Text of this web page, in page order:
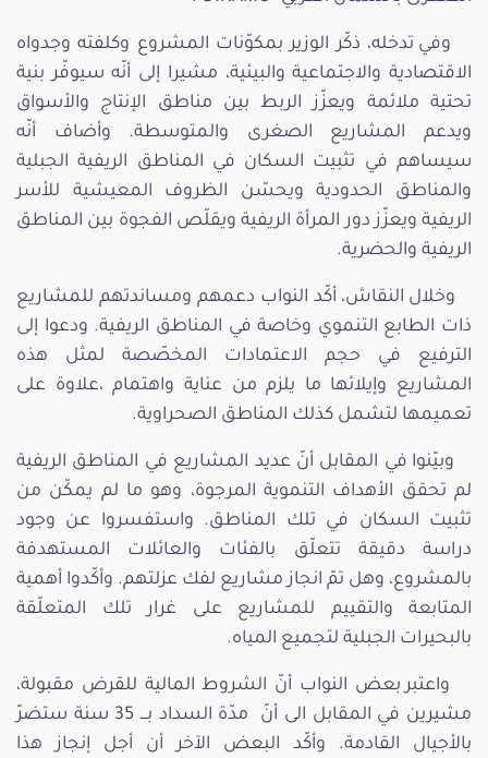
وفي تدخله، ذكّر الوزير بمكوّنات المشروع وكلفته وجدواه
الاقتصادية والاجتماعية والبيئية، مشيرا إلى أنّه سيوفّر بنية
تحتية ملائمة ويعزّز الربط بين مناطق الإنتاج والأسواق
ويدعم المشاريع الصغرى والمتوسطة. وأضاف أنّه
سيساهم في تثبيت السكان في المناطق الريفية الجبلية
والمناطق الحدودية ويحسّن الظروف المعيشية للأسر
الريفية ويعزّز دور المرأة الريفية ويقلّص الفجوة بين المناطق
الريفية والحضرية.
وخلال النقاش، أكّد النواب دعمهم ومساندتهم للمشاريع
ذات الطابع التنموي وخاصة في المناطق الريفية. ودعوا إلى
الترفيع في حجم الاعتمادات المخصّصة لمثل هذه
المشاريع وإيلائها ما يلزم من عناية واهتمام ،علاوة على
تعميمها لتشمل كذلك المناطق الصحراوية.
وبيّنوا في المقابل أنّ عديد المشاريع في المناطق الريفية
لم تحقق الأهداف التنموية المرجوة، وهو ما لم يمكّن من
تثبيت السكان في تلك المناطق. واستفسروا عن وجود
دراسة دقيقة تتعلّق بالفئات والعائلات المستهدفة
بالمشروع، وهل تمّ انجاز مشاريع لفك عزلتهم. وأكّدوا أهمية
المتابعة والتقييم للمشاريع على غرار تلك المتعلّقة
بالبحيرات الجبلية لتجميع المياه.
واعتبر بعض النواب أنّ الشروط المالية للقرض مقبولة،
مشيرين في المقابل الى أنّ مدّة السداد بـــ 35 سنة ستضرّ
بالأجيال القادمة. وأكّد البعض الآخر أن أجل إنجاز هذا